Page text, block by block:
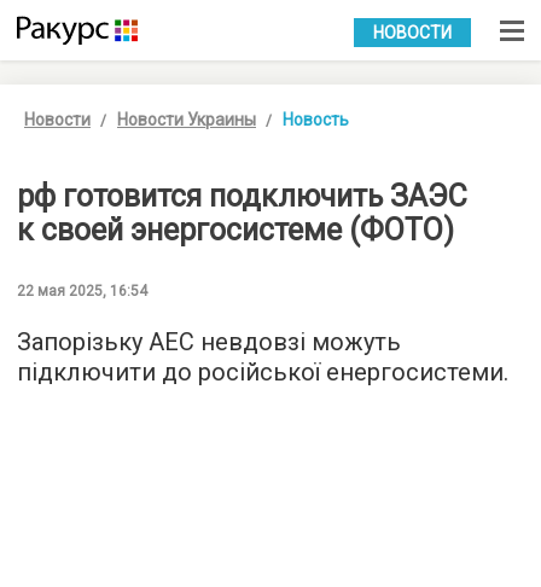
УКР РУС
НОВОСТИ
Новости Новости Украины Новость
рф готовится подключить ЗАЭС
к своей энергосистеме (ФОТО)
22 мая 2025, 16:54
Запорізьку АЕС невдовзі можуть
підключити до російської енергосистеми.